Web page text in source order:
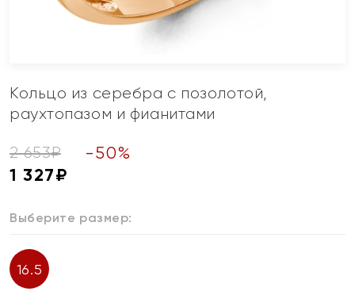
Кольцо из серебра с позолотой,
раухтопазом и фианитами
2 653₽ -50%
1 327₽
Выберите размер:
16.5